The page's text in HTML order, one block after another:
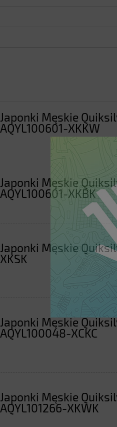
Japonki Męskie
AQYL100601-XKKW
Japonki Męskie
AQYL100601-XKBK
Japonki Męskie
XKSK
Japonki Męskie
AQYL100048-XCKC
Japonki Męskie
AQYL101266-XKWK